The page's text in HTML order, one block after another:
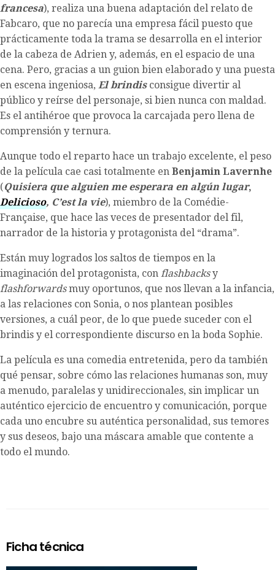
francesa), realiza una buena adaptación del relato de
Fabcaro, que no parecía una empresa fácil puesto que
prácticamente toda la trama se desarrolla en el interior
de la cabeza de Adrien y, además, en el espacio de una
cena. Pero, gracias a un guion bien elaborado y una puesta
en escena ingeniosa, El brindis consigue divertir al
público y reírse del personaje, si bien nunca con maldad.
Es el antihéroe que provoca la carcajada pero llena de
comprensión y ternura.
Aunque todo el reparto hace un trabajo excelente, el peso
de la película cae casi totalmente en Benjamin Lavernhe
(Quisiera que alguien me esperara en algún lugar,
Delicioso, C’est la vie), miembro de la Comédie-
Française, que hace las veces de presentador del fil,
narrador de la historia y protagonista del “drama”.
Están muy logrados los saltos de tiempos en la
imaginación del protagonista, con flashbacksy
flashforwardsmuy oportunos, que nos llevan a la infancia,
a las relaciones con Sonia, o nos plantean posibles
versiones, a cuál peor, de lo que puede suceder con el
brindis y el correspondiente discurso en la boda Sophie.
La película es una comedia entretenida, pero da también
qué pensar, sobre cómo las relaciones humanas son, muy
a menudo, paralelas y unidireccionales, sin implicar un
auténtico ejercicio de encuentro y comunicación, porque
cada uno encubre su auténtica personalidad, sus temores
y sus deseos, bajo una máscara amable que contente a
todo el mundo.
Ficha técnica